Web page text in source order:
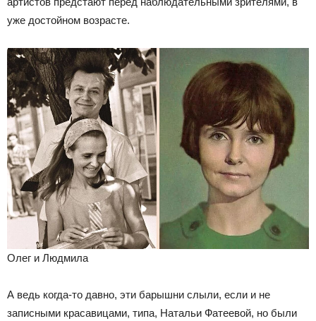
уже достойном возрасте.
Олег и Людмила
А ведь когда-то давно, эти барышни слыли, если и не
записными красавицами, типа, Натальи Фатеевой, но были